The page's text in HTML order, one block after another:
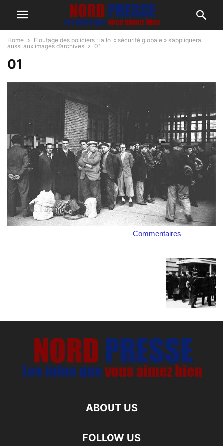
Home
Floutage des policiers : la loi « sécurité globale » s’appliquera
aussi aux images d’archives
01
01
Commentaires
ABOUT US
FOLLOW US